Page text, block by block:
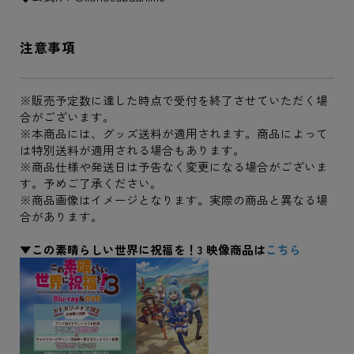
注意事項
※販売予定数に達した時点で受付を終了させていただく場
合がございます。
※本商品には、グッズ送料が適用されます。商品によって
は特別送料が適用される場合もあります。
※商品仕様や発送日は予告なく変更になる場合がございま
す。予めご了承ください。
※商品画像はイメージとなります。実際の商品と異なる場
合があります。
▼この素晴らしい世界に祝福を！3 映像商品はこちら